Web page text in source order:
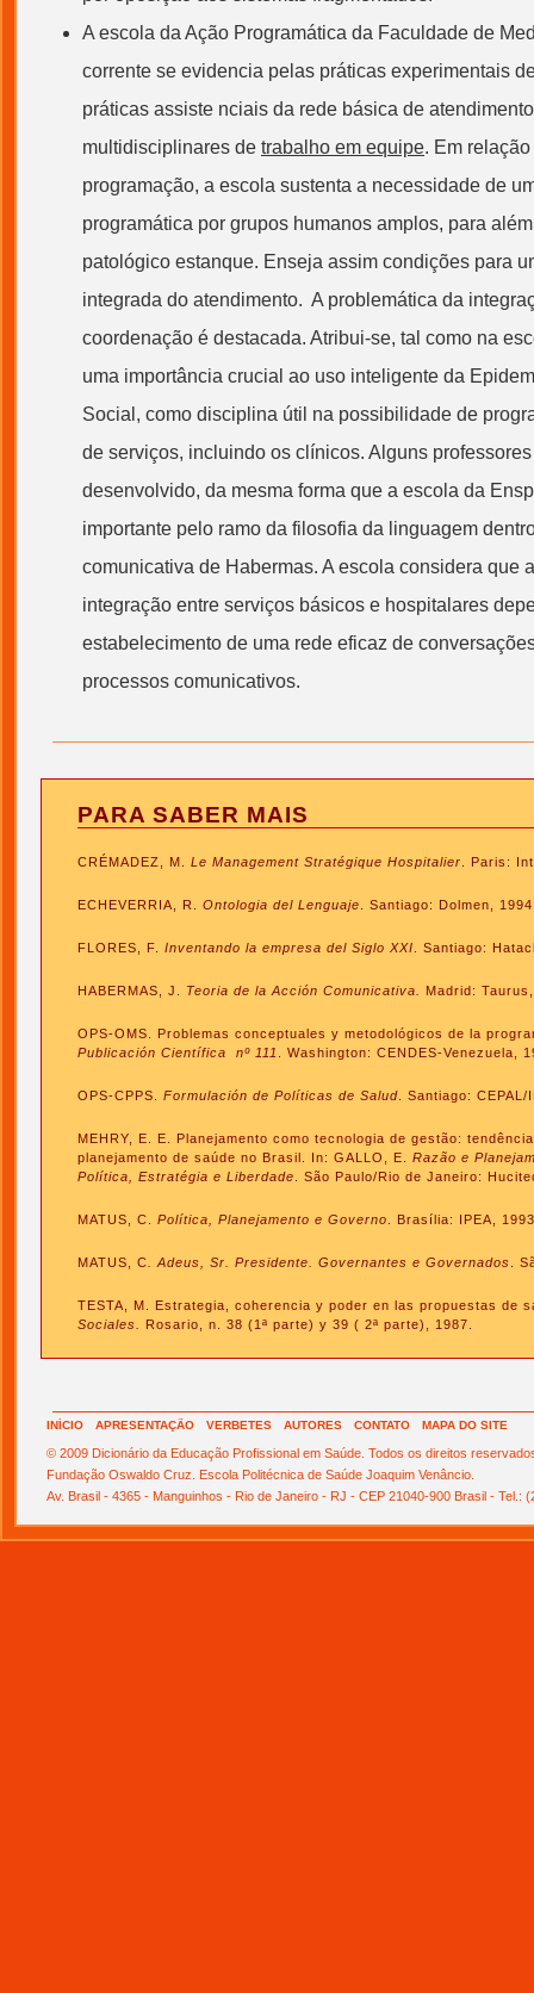
A escola da Ação Programática da Faculdade de
corrente se evidencia pelas práticas experimentais
práticas assiste nciais da rede básica de
multidisciplinares de trabalho em equipe. Em
programação, a escola sustenta a necessidade de
programática por grupos humanos amplos, para
patológico estanque. Enseja assim condições para
integrada do atendimento. A problemática da
coordenação é destacada. Atribui-se, tal como na
uma importância crucial ao uso inteligente da
Social, como disciplina útil na possibilidade de
de serviços, incluindo os clínicos. Alguns
desenvolvido, da mesma forma que a escola da
importante pelo ramo da filosofia da linguagem
comunicativa de Habermas. A escola considera que
integração entre serviços básicos e hospitalares
estabelecimento de uma rede eficaz de
processos comunicativos.
PARA SABER MAIS
CRÉMADEZ, M. Le Management Stratégique Hospitalier . Paris:
ECHEVERRIA, R. Ontologia del Lenguaje . Santiago: Dolmen,
FLORES, F. Inventando la empresa del Siglo XXI . Santiago:
HABERMAS, J. Teoria de la Acción Comunicativa. Madrid:
OPS-OMS. Problemas conceptuales y metodológicos de la
Publicación Científica nº 111
. Washington: CENDES-Venezuela,
OPS-CPPS. Formulación de Políticas de Salud . Santiago:
MEHRY, E. E. Planejamento como tecnologia de gestão:
planejamento de saúde no Brasil. In: GALLO, E. Razão e
Política, Estratégia e Liberdade . São Paulo/Rio de Janeiro:
MATUS, C. Política, Planejamento e Governo . Brasília: IPEA,
MATUS, C . Adeus, Sr. Presidente. Governantes e Governados .
TESTA, M. Estrategia, coherencia y poder en las propuestas de
Sociales.
Rosario, n. 38 (1ª parte) y 39 ( 2ª parte), 1987.
INÍCIO APRESENTAÇÃO VERBETES AUTORES CONTATO MAPA DO SITE
© 2009 Dicionário da Educação Profissional em Saúde. Todos os direitos
Fundação Oswaldo Cruz. Escola Politécnica de Saúde Joaquim Venâncio.
Av. Brasil - 4365 - Manguinhos - Rio de Janeiro - RJ - CEP 21040-900 Brasil - Tel.: